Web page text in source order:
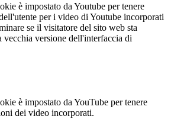
è impostato da Youtube per tenere
per i video di Youtube incorporati
se il visitatore del sito web sta
versione dell'interfaccia di
è impostato da YouTube per tenere
dei video incorporati.